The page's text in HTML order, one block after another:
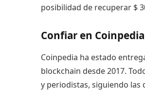
posibilidad de recuperar $
Confiar en
Coinpedia ha estado
blockchain desde 2017.
y periodistas, siguiendo las